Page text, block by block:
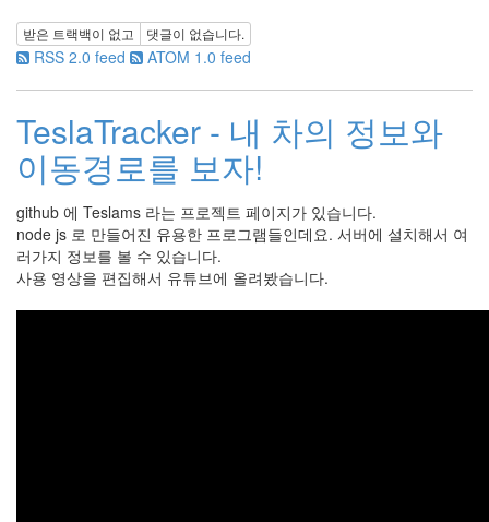
받은 트랙백이 없고 댓글이 없습니다.
RSS 2.0 feed ATOM 1.0 feed
TeslaTracker - 내 차의 정보와
이동경로를 보자!
github 에 Teslams 라는 프로젝트 페이지가 있습니다.
node js 로 만들어진 유용한 프로그램들인데요. 서버에 설치해서 여
러가지 정보를 볼 수 있습니다.
사용 영상을 편집해서 유튜브에 올려봤습니다.